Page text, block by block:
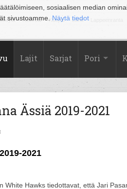
sosiaalisen median
sivustoamme. Näytä tiedot
Kouvola Kuopio Lahti
Lajit Sarjat Pori
Ässiä 2019-2021
2021
White Hawks tiedottavat, että Jari